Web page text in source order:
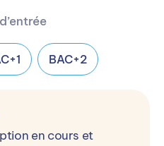
BAC+2
en cours et